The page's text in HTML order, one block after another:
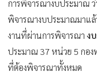
การพิจารณางบประมาณ
พิจารณางบประมาณมาแล้
งานที่ผ่านการพิจารณา ง
ประมาณ 37 หน่วย 5 กอ
ที่ต้องพิจารณาทั้งหมด